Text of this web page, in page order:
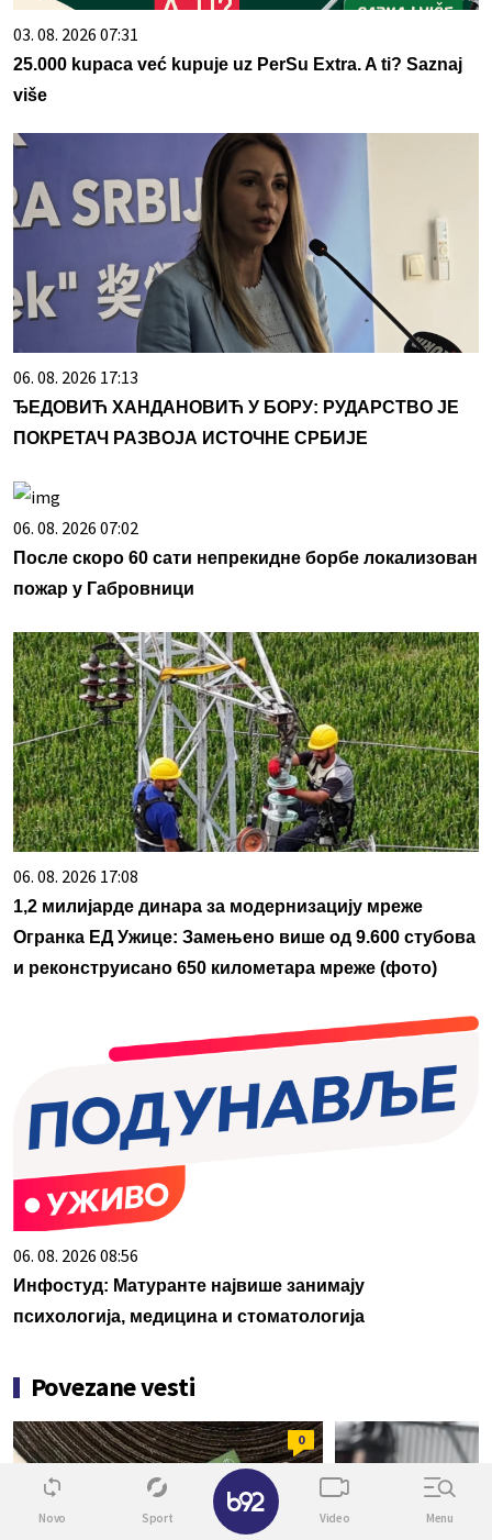
03. 08. 2026 07:31
25.000 kupaca već kupuje uz PerSu Extra. A ti? Saznaj
više
06. 08. 2026 17:13
ЂЕДОВИЋ ХАНДАНОВИЋ У БОРУ: РУДАРСТВО ЈЕ
ПОКРЕТАЧ РАЗВОЈА ИСТОЧНЕ СРБИЈЕ
06. 08. 2026 07:02
После скоро 60 сати непрекидне борбе локализован
пожар у Габровници
06. 08. 2026 17:08
1,2 милијарде динара за модернизацију мреже
Огранка ЕД Ужице: Замењено више од 9.600 стубова
и реконструисано 650 километара мреже (фото)
06. 08. 2026 08:56
Инфостуд: Матуранте највише занимају
психологија, медицина и стоматологија
Povezane vesti
0
Novo Sport Video Menu
✕